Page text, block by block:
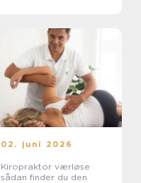
02. juni 2026
Kiropraktor værløse
sådan finder du den